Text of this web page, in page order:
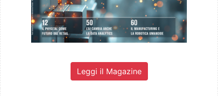
Leggi il Magazine